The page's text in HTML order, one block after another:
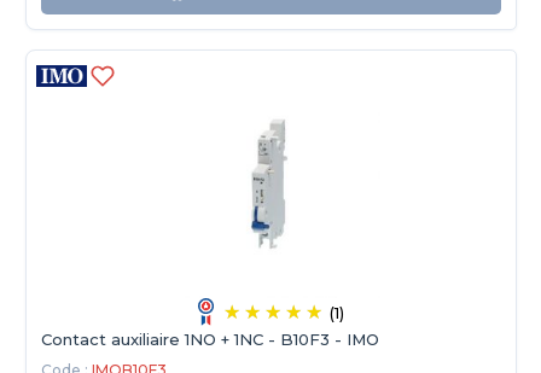
(1)
Contact auxiliaire 1NO + 1NC - B10F3 - IMO